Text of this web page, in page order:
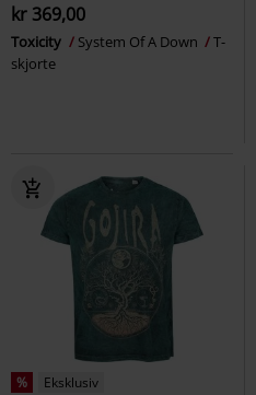
kr 369,00
Toxicity System Of A Down
T-
skjorte
% Eksklusiv